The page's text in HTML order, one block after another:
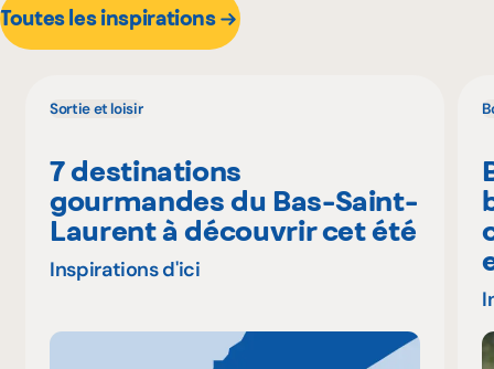
Toutes les inspirations
Sortie et loisir
7 destinations
gourmandes du Bas-Saint-
Laurent à découvrir cet été
Inspirations d'ici